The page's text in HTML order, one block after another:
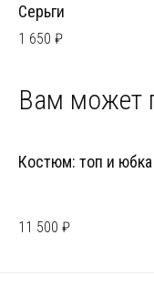
Серьги
1 650 ₽
Вам может
Костюм: топ и юбка
11 500 ₽